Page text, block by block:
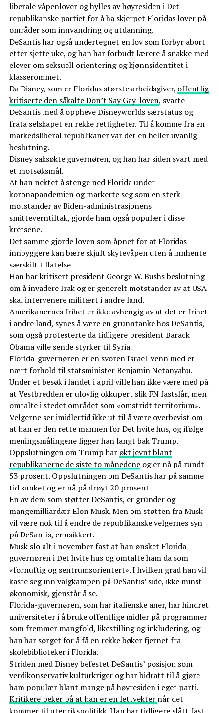
liberale våpenlover og hylles av høyresiden i Det
republikanske partiet for å ha skjerpet Floridas lover på
områder som innvandring og utdanning.
DeSantis har også undertegnet en lov som forbyr abort
etter sjette uke, og han har forbudt lærere å snakke med
elever om seksuell orientering og kjønnsidentitet i
klasserommet.
Da Disney, som er Floridas største arbeidsgiver, offentlig
kritiserte den såkalte Don’t Say Gay-loven, svarte
DeSantis med å oppheve Disneyworlds særstatus og
frata selskapet en rekke rettigheter. Til å komme fra en
markedsliberal republikaner var det en heller uvanlig
beslutning.
Disney saksøkte guvernøren, og han har siden svart med
et motsøksmål.
At han nektet å stenge ned Florida under
koronapandemien og markerte seg som en sterk
motstander av Biden-administrasjonens
smitteverntiltak, gjorde ham også populær i disse
kretsene.
Det samme gjorde loven som åpnet for at Floridas
innbyggere kan bære skjult skytevåpen uten å innhente
særskilt tillatelse.
Han har kritisert president George W. Bushs beslutning
om å invadere Irak og er generelt motstander av at USA
skal intervenere militært i andre land.
Amerikanernes frihet er ikke avhengig av at det er frihet
i andre land, synes å være en grunntanke hos DeSantis,
som også protesterte da tidligere president Barack
Obama ville sende styrker til Syria.
Florida-guvernøren er en svoren Israel-venn med et
nært forhold til statsminister Benjamin Netanyahu.
Under et besøk i landet i april ville han ikke være med på
at Vestbredden er ulovlig okkupert slik FN fastslår, men
omtalte i stedet området som «omstridt territorium».
Velgerne ser imidlertid ikke ut til å være overbevist om
at han er den rette mannen for Det hvite hus, og ifølge
meningsmålingene ligger han langt bak Trump.
Oppslutningen om Trump har økt jevnt blant
republikanerne de siste to månedeneog er nå på rundt
53 prosent. Oppslutningen om DeSantis har på samme
tid sunket og er nå på drøyt 20 prosent.
En av dem som støtter DeSantis, er gründer og
mangemilliardær Elon Musk. Men om støtten fra Musk
vil være nok til å endre de republikanske velgernes syn
på DeSantis, er usikkert.
Musk slo alt i november fast at han ønsket Florida-
guvernøren i Det hvite hus og omtalte ham da som
«fornuftig og sentrumsorientert». I hvilken grad han vil
kaste seg inn valgkampen på DeSantis’ side, ikke minst
økonomisk, gjenstår å se.
Florida-guvernøren, som har italienske aner, har hindret
universiteter i å bruke offentlige midler på programmer
som fremmer mangfold, likestilling og inkludering, og
han har sørget for å få en rekke bøker fjernet fra
skolebiblioteker i Florida.
Striden med Disney befestet DeSantis’ posisjon som
verdikonservativ kulturkriger og har bidratt til å gjøre
ham populær blant mange på høyresiden i eget parti.
Kritikere peker på at han er en lettvekter når det
kommer til utenrikspolitikk. Hanhar tidligere slått fast